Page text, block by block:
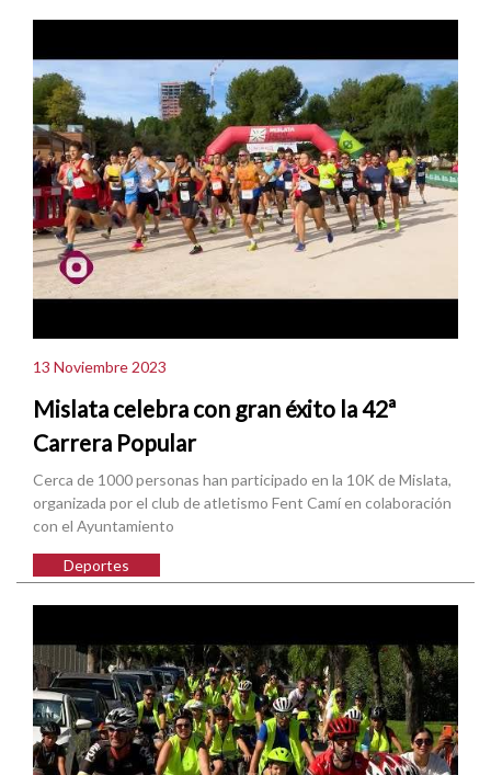
13 Noviembre 2023
Mislata celebra con gran éxito la 42ª
Carrera Popular
Cerca de 1000 personas han participado en la 10K de Mislata,
organizada por el club de atletismo Fent Camí en colaboración
con el Ayuntamiento
Deportes